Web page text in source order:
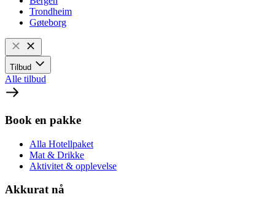
Trondheim
Gøteborg
Tilbud
Alle tilbud
Book en pakke
Alla Hotellpaket
Mat & Drikke
Aktivitet & opplevelse
Akkurat nå